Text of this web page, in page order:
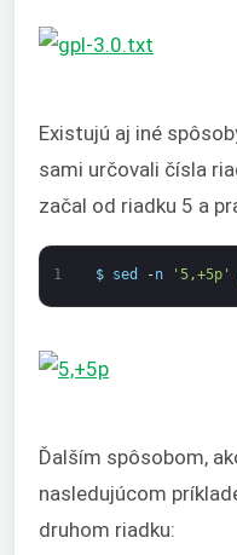
Existujú aj iné
sami určovali čísla
začal od riadku 5 a
1 $ sed -n '5,+5p'
Ďalším spôsobom,
nasledujúcom
druhom riadku: